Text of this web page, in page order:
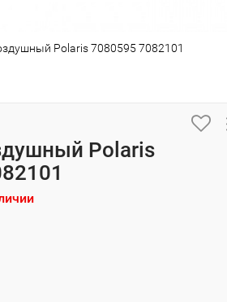
Polaris 7080595 7082101
Polaris